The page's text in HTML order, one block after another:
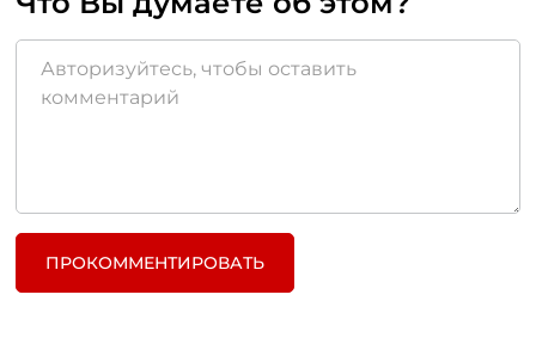
ПРОКОММЕНТИРОВАТЬ